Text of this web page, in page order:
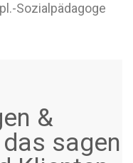
Sozialpädagoge
&
sagen